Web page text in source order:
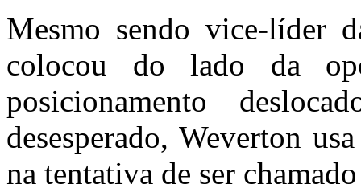
Mesmo sendo vice-líder
colocou do lado da
posicionamento
desesperado, Weverton
na tentativa de ser